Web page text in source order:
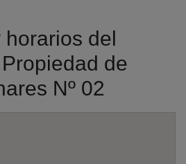
horarios del
de
Nº 02